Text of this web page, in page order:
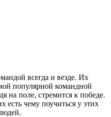
всегда и везде. Их
популярной командной
на поле, стремится к победе.
чему поучиться у этих